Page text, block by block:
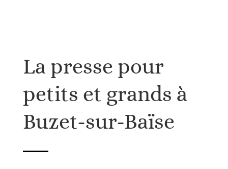
La presse pour
petits et grands à
Buzet-sur-Baïse